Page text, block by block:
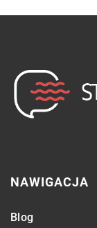
NAWIGACJA
Blog